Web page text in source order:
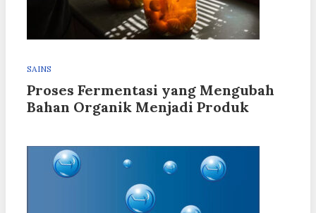
SAINS
Proses Fermentasi yang Mengubah
Bahan Organik Menjadi Produk